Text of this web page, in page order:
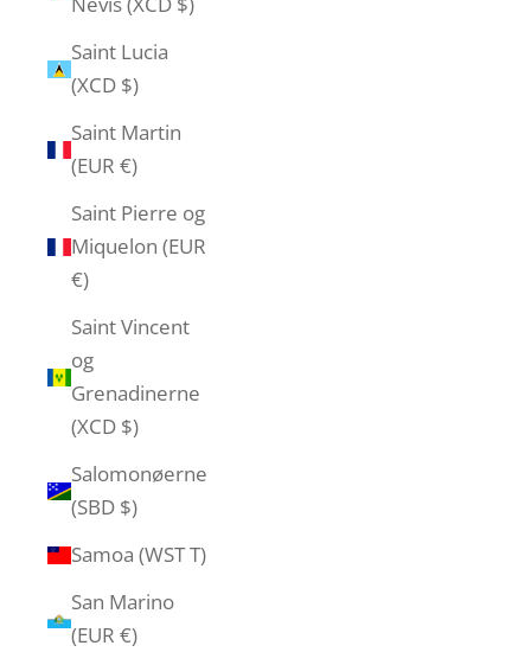
Saint Lucia
(XCD $)
Saint Martin
(EUR €)
Saint Pierre og
Miquelon (EUR
€)
Saint Vincent
og
Grenadinerne
(XCD $)
Salomonøerne
(SBD $)
Samoa (WST T)
San Marino
(EUR €)